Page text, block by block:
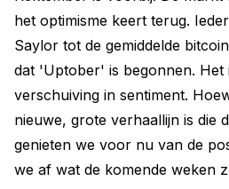
het optimisme keert terug.
Saylor tot de gemiddelde
dat 'Uptober' is begonnen. Het
verschuiving in sentiment.
nieuwe, grote verhaallijn is die
genieten we voor nu van de
we af wat de komende weken